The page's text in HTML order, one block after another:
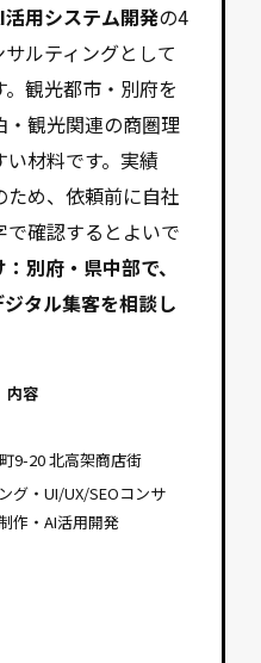
用システム開発の4
ルティングとして
観光都市・別府を
観光関連の商圏理
材料です。実績
め、依頼前に自社
確認するとよいで
別府・県中部で、
タル集客を相談し
内容
9-20 北高架商店街
グ・UI/UX/SEOコンサ
作・AI活用開発